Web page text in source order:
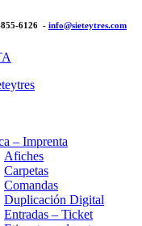
6126 - info@sieteytres.com
– Imprenta
Afiches
Carpetas
Comandas
Duplicación Digital
Entradas – Ticket